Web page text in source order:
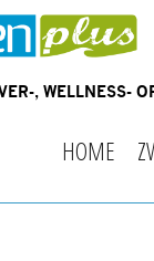
, WELLNESS-
HOME